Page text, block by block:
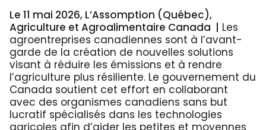
Le 11 mai 2026, L’Assomption (Québec),
Agriculture et Agroalimentaire Canada | Les
agroentreprises canadiennes sont à l’avant-
garde de la création de nouvelles solutions
visant à réduire les émissions et à rendre
l’agriculture plus résiliente. Le gouvernement du
Canada soutient cet effort en collaborant
avec des organismes canadiens sans but
lucratif spécialisés dans les technologies
agricoles afin d’aider les petites et moyennes